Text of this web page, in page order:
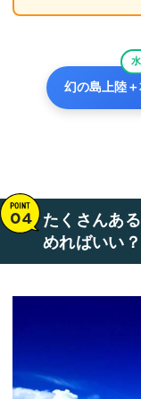
幻の島上陸
たくさんあ
めればいい？